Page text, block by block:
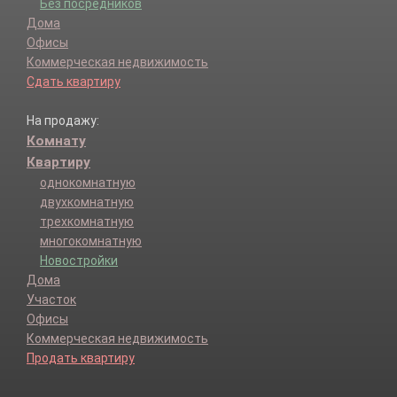
Без посредников
Дома
Офисы
Коммерческая недвижимость
Сдать квартиру
На продажу:
Комнату
Квартиру
однокомнатную
двухкомнатную
трехкомнатную
многокомнатную
Новостройки
Дома
Участок
Офисы
Коммерческая недвижимость
Продать квартиру